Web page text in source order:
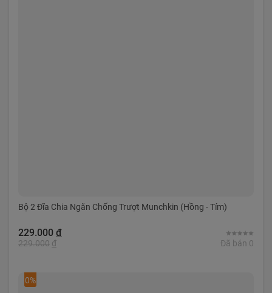
Bộ 2 Đĩa Chia Ngăn Chống Trượt Munchkin (Hồng - Tím)
229.000 đ
229.000 đ Đã bán 0
0%